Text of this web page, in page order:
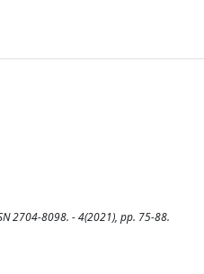
2704-8098. - 4(2021), pp. 75-88.